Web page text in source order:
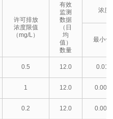
许可排放
浓度限值
（mg/L）
有效
监测
数据
（日
均
值）
数量
浓度
最小值
0.5 12.0 0.01
1 12.0 0.002
0.2 12.0 0.002